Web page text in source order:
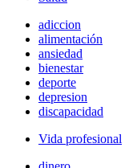
adiccion
alimentación
ansiedad
bienestar
deporte
depresion
discapacidad
Vida profesional